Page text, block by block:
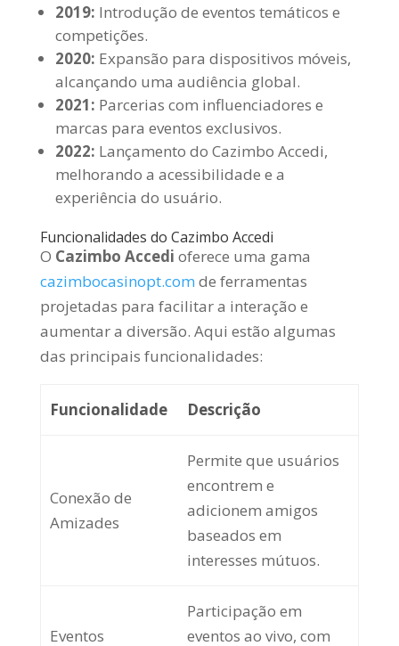
2019: Introdução de eventos temáticos e
competições.
2020: Expansão para dispositivos móveis,
alcançando uma audiência global.
2021: Parcerias com influenciadores e
marcas para eventos exclusivos.
2022: Lançamento do Cazimbo Accedi,
melhorando a acessibilidade e a
experiência do usuário.
Funcionalidades do Cazimbo Accedi
O Cazimbo Accedi oferece uma gama
cazimbocasinopt.com de ferramentas
projetadas para facilitar a interação e
aumentar a diversão. Aqui estão algumas
das principais funcionalidades:
Funcionalidade Descrição
Conexão de
Amizades
Permite que usuários
encontrem e
adicionem amigos
baseados em
interesses mútuos.
Eventos
Participação em
eventos ao vivo, com